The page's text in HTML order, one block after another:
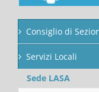
Consiglio di
Servizi Locali
Sede LASA